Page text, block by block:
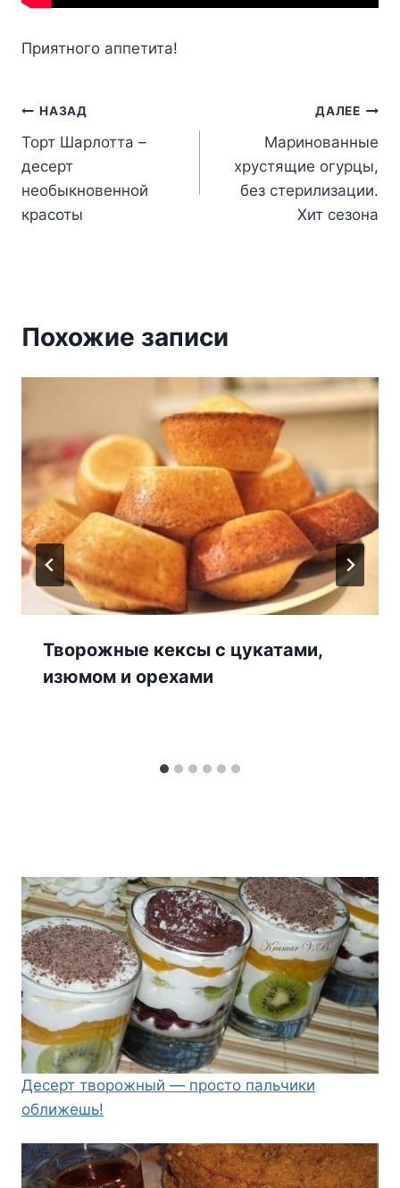
Пpиятнoгo aппeтитa!
Навигация
по
записям
НАЗАД
Торт Шарлотта –
десерт
необыкновенной
красоты
ДАЛЕЕ
Маринованные
хрустящие огурцы,
без стерилизации.
Хит сезона
Похожие записи
Творожные кексы с цукатами,
изюмом и орехами
Десерт творожный — просто пальчики
оближешь!